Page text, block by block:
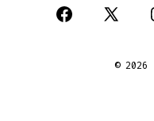
Open
Open
in
© 2026